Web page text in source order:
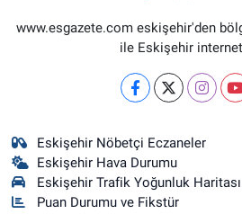
www.esgazete.com eskişehir'den
ile Eskişehir
Eskişehir Nöbetçi Eczaneler
Eskişehir Hava Durumu
Eskişehir Trafik Yoğunluk Haritası
Puan Durumu ve Fikstür